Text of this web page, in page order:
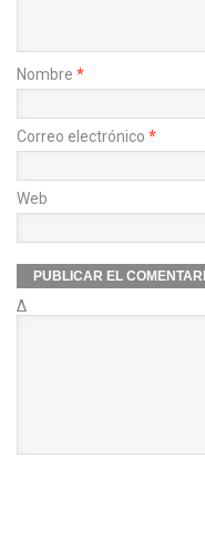
Nombre *
Correo electrónico *
Web
Δ